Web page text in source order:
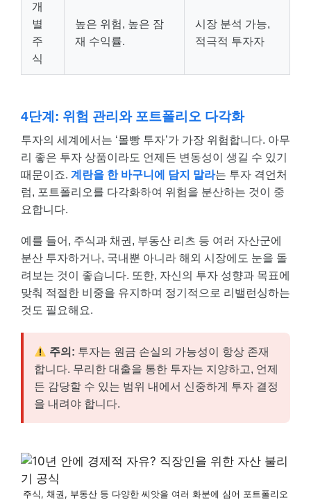
개
별
주
식
높은 위험, 높은 잠
재 수익률.
시장 분석 가능,
적극적 투자자
4단계: 위험 관리와 포트폴리오 다각화
투자의 세계에서는 ‘몰빵 투자’가 가장 위험합니다. 아무
리 좋은 투자 상품이라도 언제든 변동성이 생길 수 있기
때문이죠. 계란을 한 바구니에 담지 말라는 투자 격언처
럼, 포트폴리오를 다각화하여 위험을 분산하는 것이 중
요합니다.
예를 들어, 주식과 채권, 부동산 리츠 등 여러 자산군에
분산 투자하거나, 국내뿐 아니라 해외 시장에도 눈을 돌
려보는 것이 좋습니다. 또한, 자신의 투자 성향과 목표에
맞춰 적절한 비중을 유지하며 정기적으로 리밸런싱하는
것도 필요해요.
주의: 투자는 원금 손실의 가능성이 항상 존재
합니다. 무리한 대출을 통한 투자는 지양하고, 언제
든 감당할 수 있는 범위 내에서 신중하게 투자 결정
을 내려야 합니다.
주식, 채권, 부동산 등 다양한 씨앗을 여러 화분에 심어 포트폴리오